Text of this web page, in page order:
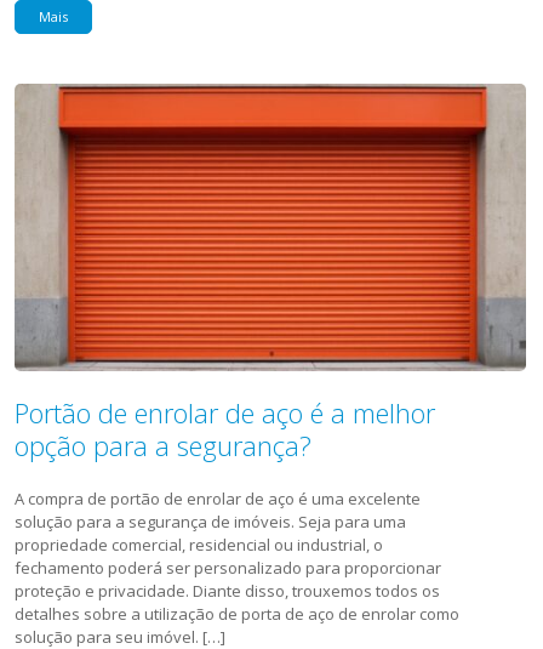
Mais
Portão de enrolar de aço é a melhor
opção para a segurança?
A compra de portão de enrolar de aço é uma excelente
solução para a segurança de imóveis. Seja para uma
propriedade comercial, residencial ou industrial, o
fechamento poderá ser personalizado para proporcionar
proteção e privacidade. Diante disso, trouxemos todos os
detalhes sobre a utilização de porta de aço de enrolar como
solução para seu imóvel. […]